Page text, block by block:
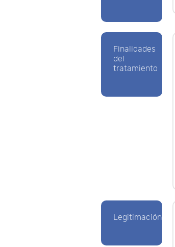
Finalidades
del
tratamiento
Legitimación